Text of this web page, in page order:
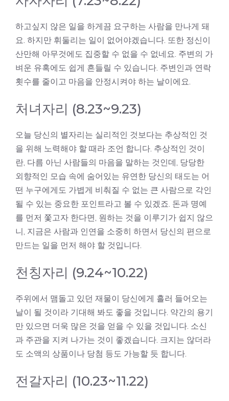
하고싶지 않은 일을 하게끔 요구하는 사람을 만나게 돼
요. 하지만 휘둘리는 일이 없어야겠습니다. 또한 정신이
산만해 아무것에도 집중할 수 없을 수 없네요. 주변의 가
벼운 유혹에도 쉽게 흔들릴 수 있습니다. 주변인과 연락
횟수를 줄이고 마음을 안정시켜야 하는 날이에요.
처녀자리 (8.23~9.23)
오늘 당신의 별자리는 실리적인 것보다는 추상적인 것
을 위해 노력해야 할 때라 조언 합니다. 추상적인 것이
란, 다름 아닌 사람들의 마음을 말하는 것인데, 당당한
외향적인 모습 속에 숨어있는 유연한 당신의 태도는 어
떤 누구에게도 가볍게 비춰질 수 없는 큰 사람으로 각인
될 수 있는 중요한 포인트라고 볼 수 있겠죠. 돈과 명예
를 먼저 쫓고자 한다면, 원하는 것을 이루기가 쉽지 않으
니, 지금은 사람과 인연을 소중히 하면서 당신의 편으로
만드는 일을 먼저 해야 할 것입니다.
천칭자리 (9.24~10.22)
주위에서 맴돌고 있던 재물이 당신에게 흘러 들어오는
날이 될 것이라 기대해 봐도 좋을 것입니다. 약간의 용기
만 있으면 더욱 많은 것을 얻을 수 있을 것입니다. 소신
과 주관을 지켜 나가는 것이 좋겠습니다. 크지는 않더라
도 소액의 상품이나 당첨 등도 가능할 듯 합니다.
전갈자리 (10.23~11.22)